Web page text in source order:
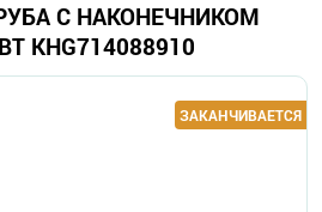
С НАКОНЕЧНИКОМ
KHG714088910